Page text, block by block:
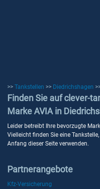
>> Tankstellen >> Diedrichshagen
Finden Sie auf clever-
Marke AVIA in
Leider betreibt Ihre bevorzugte
Vielleicht finden Sie eine
Anfang dieser Seite verwenden.
Partnerangebote
Kfz-Versicherung